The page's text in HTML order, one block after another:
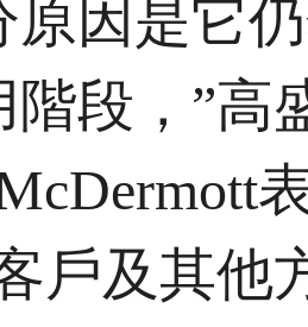
原因是它
階段，”高
戶及其他